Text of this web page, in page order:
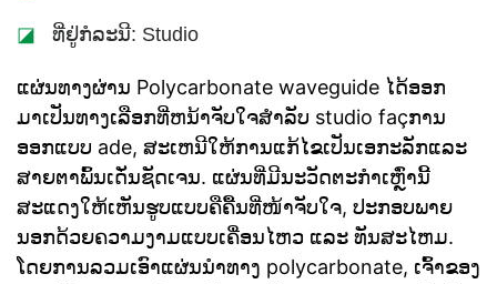
◪ ທີ່ຢູ່ກໍລະນີ: Studio
ແຜ່ນທາງຜ່ານ Polycarbonate waveguide ໄດ້ອອກ
ມາເປັນທາງເລືອກທີ່ຫນ້າຈັບໃຈສໍາລັບ studio façການ​
ອອກ​ແບບ ade​, ສະ​ເຫນີ​ໃຫ້​ການ​ແກ້​ໄຂ​ເປັນ​ເອ​ກະ​ລັກ​ແລະ​
ສາຍ​ຕາ​ພົ້ນ​ເດັ່ນ​ຊັດ​ເຈນ​. ແຜ່ນທີ່ມີນະວັດຕະກໍາເຫຼົ່ານີ້
ສະແດງໃຫ້ເຫັນຮູບແບບຄືຄື້ນທີ່ໜ້າຈັບໃຈ, ປະກອບພາຍ
ນອກດ້ວຍຄວາມງາມແບບເຄື່ອນໄຫວ ແລະ ທັນສະໄຫມ.
ໂດຍການລວມເອົາແຜ່ນນໍາທາງ polycarbonate, ເຈົ້າຂອງ